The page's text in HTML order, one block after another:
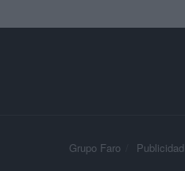
Grupo Faro Publicidad